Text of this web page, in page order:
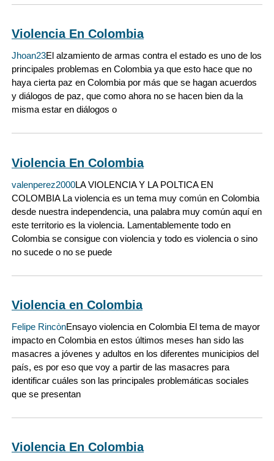
Violencia En Colombia
Jhoan23El alzamiento de armas contra el estado es uno de los
principales problemas en Colombia ya que esto hace que no
haya cierta paz en Colombia por más que se hagan acuerdos
y diálogos de paz, que como ahora no se hacen bien da la
misma estar en diálogos o
Violencia En Colombia
valenperez2000LA VIOLENCIA Y LA POLTICA EN
COLOMBIA La violencia es un tema muy común en Colombia
desde nuestra independencia, una palabra muy común aquí en
este territorio es la violencia. Lamentablemente todo en
Colombia se consigue con violencia y todo es violencia o sino
no sucede o no se puede
Violencia en Colombia
Felipe RincònEnsayo violencia en Colombia El tema de mayor
impacto en Colombia en estos últimos meses han sido las
masacres a jóvenes y adultos en los diferentes municipios del
país, es por eso que voy a partir de las masacres para
identificar cuáles son las principales problemáticas sociales
que se presentan
Violencia En Colombia